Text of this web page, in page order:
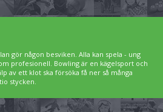
gör någon besviken. Alla kan spela - ung
profesionell. Bowling är en kägelsport och
av ett klot ska försöka få ner så många
stycken.